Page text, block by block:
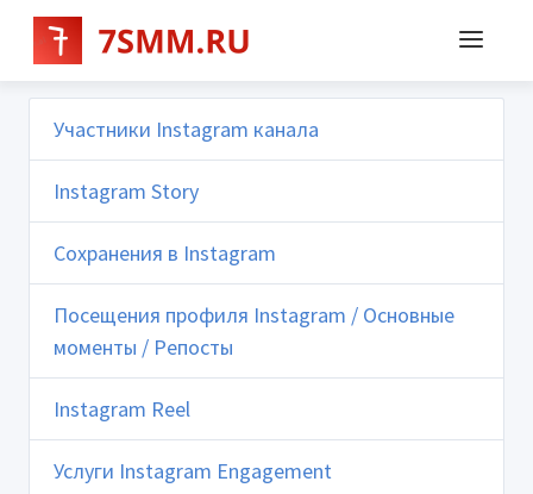
Участники Instagram канала
Instagram Story
Сохранения в Instagram
Посещения профиля Instagram / Основные
моменты / Репосты
Instagram Reel
Услуги Instagram Engagement